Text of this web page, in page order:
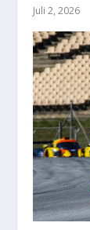
Juli 2, 2026